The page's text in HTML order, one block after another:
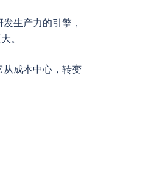
生产力的引擎，
。
成本中心，转变